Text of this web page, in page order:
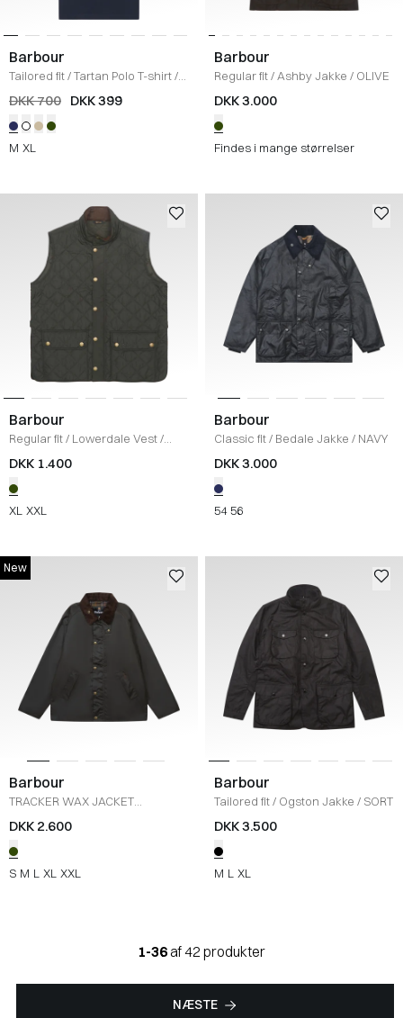
Barbour
Tailored fit/Tartan Polo T-shirt/
NAVY
DKK 700 DKK 399
M XL
Barbour
Regular fit/ Ashby Jakke / OLIVE
DKK 3.000
Findes i mange størrelser
Barbour
Regular fit/ Lowerdale Vest/
OLIVE
DKK 1.400
XL XXL
Barbour
Classic fit/ Bedale Jakke / NAVY
DKK 3.000
54 56
New
Barbour
TRACKER WAX JACKET
MWX2492 VI
DKK 2.600
S M L XL XXL
Barbour
Tailored fit/ Ogston Jakke / SORT
DKK 3.500
M L XL
1-36 af 42 produkter
NÆSTE